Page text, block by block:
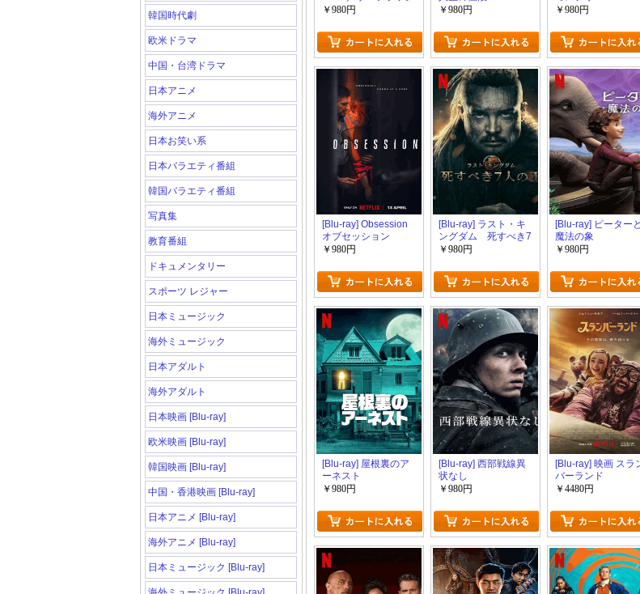
韓国時代劇
欧米ドラマ
中国・台湾ドラマ
日本アニメ
海外アニメ
日本お笑い系
日本バラエティ番組
韓国バラエティ番組
写真集
教育番組
ドキュメンタリー
スポーツ レジャー
日本ミュージック
海外ミュージック
日本アダルト
海外アダルト
日本映画 [Blu-ray]
欧米映画 [Blu-ray]
韓国映画 [Blu-ray]
中国・香港映画 [Blu-ray]
日本アニメ [Blu-ray]
海外アニメ [Blu-ray]
日本ミュージック [Blu-ray]
ュ
￥980円
￥980円
￥980円
[Blu-ray] Obsession
オブセッション
￥980円
[Blu-ray] ラスト・キ
ングダム 死すべき7
人の王
￥980円
[Blu-ray] ピーターと
魔法の象
￥980円
[Blu-ray] 屋根裏のア
ーネスト
￥980円
[Blu-ray] 西部戦線異
状なし
￥980円
[Blu-ray] 映画 スラ
バーランド
Slumberland
￥4480円